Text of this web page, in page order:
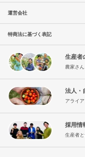
運営会社
特商法に基づく表記
生産者
農家さ
法人・
アライ
採用情
生産者